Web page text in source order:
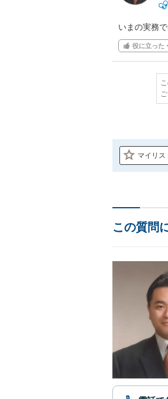
いまの実務
役に立った
マイリス
この質問